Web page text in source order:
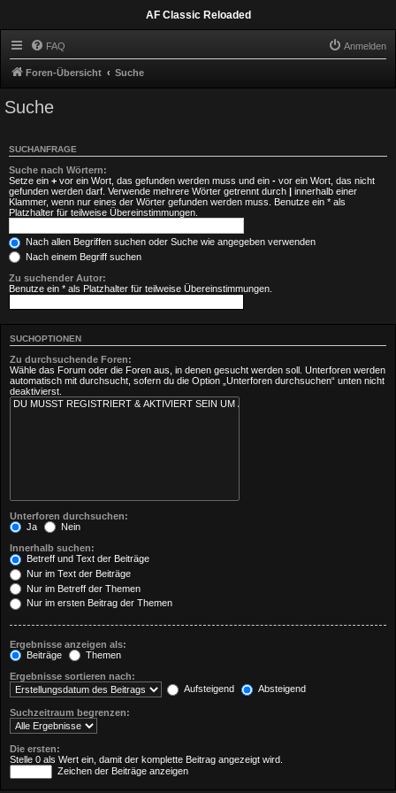
AF Classic Reloaded
FAQ Anmelden
Foren-Übersicht Suche
Suche
SUCHANFRAGE
Suche nach Wörtern:
Setze ein + vor ein Wort, das gefunden werden muss und ein - vor ein Wort, das nicht
gefunden werden darf. Verwende mehrere Wörter getrennt durch | innerhalb einer
Klammer, wenn nur eines der Wörter gefunden werden muss. Benutze ein * als
Platzhalter für teilweise Übereinstimmungen.
Nach allen Begriffen suchen oder Suche wie angegeben verwenden
Nach einem Begriff suchen
Zu suchender Autor:
Benutze ein * als Platzhalter für teilweise Übereinstimmungen.
SUCHOPTIONEN
Zu durchsuchende Foren:
Wähle das Forum oder die Foren aus, in denen gesucht werden soll. Unterforen werden
automatisch mit durchsucht, sofern du die Option „Unterforen durchsuchen“ unten nicht
deaktivierst.
Unterforen durchsuchen:
Ja
Nein
Innerhalb suchen:
Betreff und Text der Beiträge
Nur im Text der Beiträge
Nur im Betreff der Themen
Nur im ersten Beitrag der Themen
Ergebnisse anzeigen als:
Beiträge
Themen
Ergebnisse sortieren nach:
Aufsteigend
Absteigend
Suchzeitraum begrenzen:
Die ersten:
Stelle 0 als Wert ein, damit der komplette Beitrag angezeigt wird.
Zeichen der Beiträge anzeigen